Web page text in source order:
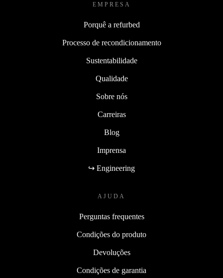
EMPRESA
Porquê a refurbed
Processo de recondicionamento
Sustentabilidade
Qualidade
Sobre nós
Carreiras
Blog
Imprensa
↪ Engineering
AJUDA
Perguntas frequentes
Condições do produto
Devoluções
Condições de garantia